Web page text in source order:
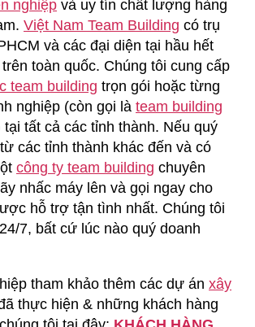
Phú
Thọ
nghiệp và uy tín chất lượng hàng
Việt Nam Team Building có trụ
và các đại diện tại hầu hết
toàn quốc. Chúng tôi cung cấp
team building trọn gói hoặc từng
nghiệp (còn gọi là team building
tại tất cả các tỉnh thành. Nếu quý
các tỉnh thành khác đến và có
công ty team building chuyên
nhấc máy lên và gọi ngay cho
hỗ trợ tận tình nhất. Chúng tôi
7, bất cứ lúc nào quý doanh
tham khảo thêm các dự án xây
thực hiện & những khách hàng